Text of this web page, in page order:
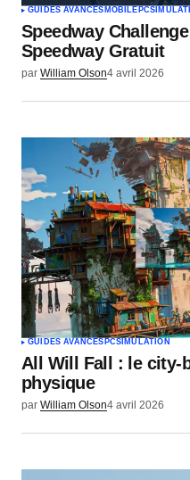
GUIDES AVANCÉS MOBILE PC
Speedway
Speedway Gratuit
par William Olson4 avril 2026
GUIDES AVANCÉS PCSIMULATION
All Will Fall : le city-
physique
par William Olson4 avril 2026